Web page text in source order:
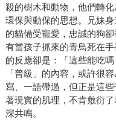
殺的樹木和動物，他們轉
環保與動保的思想。兄妹
的貓備受寵愛，忠誠的狗
有當孩子抓來的青鳥死在
的反應卻是：「這些能吃
「普級」的內容，或許很
寫、一語帶過，但正是這
著現實的肌理，不肯敷衍
深共鳴。